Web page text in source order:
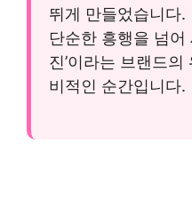
뛰게 만들었습니다.
단순한 흥행을 넘어
진’이라는 브랜드
비적인 순간입니다.